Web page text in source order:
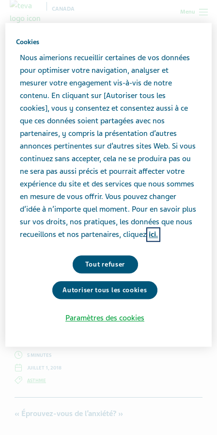
Menu
CANADA
Canada
Asthme et anxiété :
l’établissement de liens
5 MINUTES
JUILLET 1, 2018
ASTHME
« Éprouvez-vous de l’anxiété? »
Cookies
Nous aimerions recueillir certaines de vos données
pour optimiser votre navigation, analyser et
mesurer votre engagement vis-à-vis de notre
contenu. En cliquant sur [Autoriser tous les
cookies], vous y consentez et consentez aussi à ce
que ces données soient partagées avec nos
partenaires, y compris la présentation d’autres
annonces pertinentes sur d’autres sites Web. Si vous
continuez sans accepter, cela ne se produira pas ou
ne sera pas aussi précis et pourrait affecter votre
expérience du site et des services que nous sommes
en mesure de vous offrir. Vous pouvez changer
d’idée à n’importe quel moment. Pour en savoir plus
sur vos droits, nos pratiques, les données que nous
recueillons et nos partenaires, cliquez ici.
Tout refuser
Autoriser tous les cookies
Paramètres des cookies